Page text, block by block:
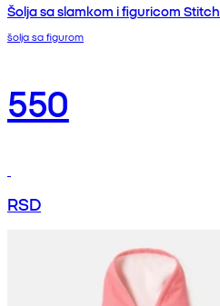
Šolja sa slamkom i figuricom Stitch
šolja sa figurom
550
RSD